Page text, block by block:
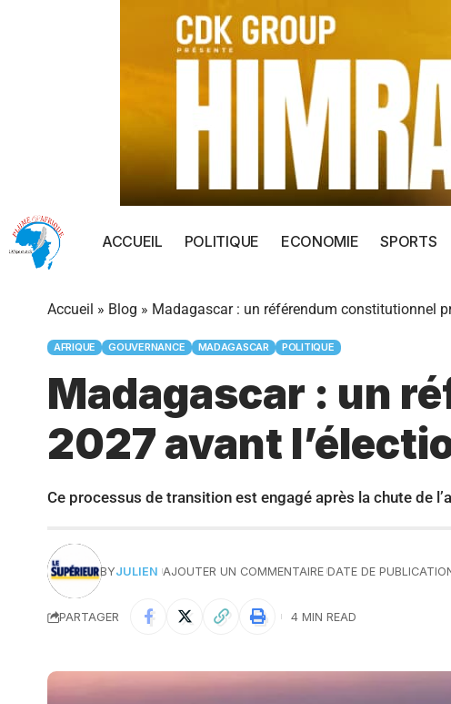
ACCUEIL POLITIQUE ECONOMIE SPORTS
Accueil » Blog » Madagascar : un référendum constitutionnel
AFRIQUE GOUVERNANCE MADAGASCAR POLITIQUE
Madagascar : un
2027 avant
Ce processus de transition est engagé après la chute de
BYJULIEN AJOUTER UN COMMENTAIRE DATE DE
PARTAGER 4 MIN READ